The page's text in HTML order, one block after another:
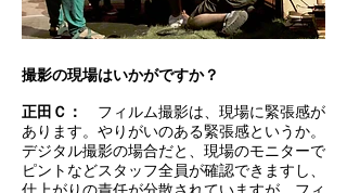
撮影の現場はいかがですか？
正田 Ｃ：
フィルム撮影は、現場に緊張感が
あります。やりがいのある緊張感というか。
デジタル撮影の場合だと、現場のモニターで
ピントなどスタッフ全員が確認できますし、